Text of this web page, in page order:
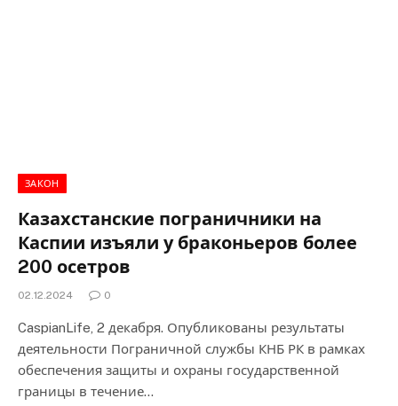
ЗАКОН
Казахстанские пограничники на
Каспии изъяли у браконьеров более
200 осетров
02.12.2024 0
CaspianLife, 2 декабря. Опубликованы результаты
деятельности Пограничной службы КНБ РК в рамках
обеспечения защиты и охраны государственной
границы в течение…